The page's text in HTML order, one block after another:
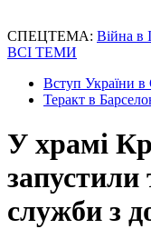
СПЕЦТЕМА: Війна в
ВСІ ТЕМИ
Вступ України
Теракт в
У храмі
запустили
служби з